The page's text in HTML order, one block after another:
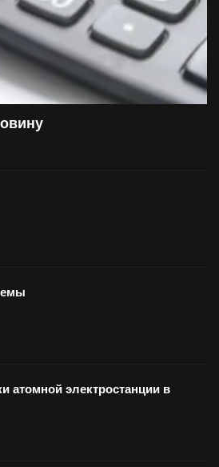
атомной электростанции в